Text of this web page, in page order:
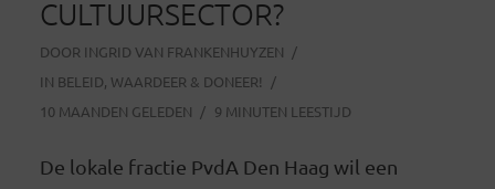
CULTUURSECTOR?
DOOR INGRID VAN FRANKENHUYZEN
IN BELEID, WAARDEER & DONEER!
10 MAANDEN GELEDEN
9 MINUTEN LEESTIJD
De lokale fractie PvdA Den Haag wil een